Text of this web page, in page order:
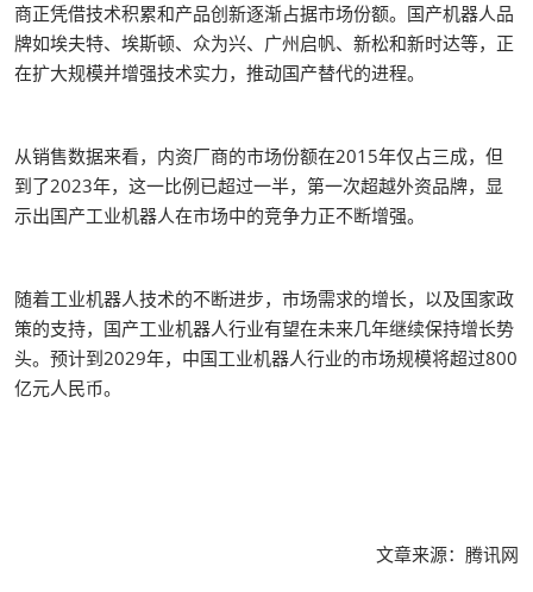
商正凭借技术积累和产品创新逐渐占据市场份额。国产机器人品
牌如埃夫特、埃斯顿、众为兴、广州启帆、新松和新时达等，正
在扩大规模并增强技术实力，推动国产替代的进程。
从销售数据来看，内资厂商的市场份额在2015年仅占三成，但
到了2023年，这一比例已超过一半，第一次超越外资品牌，显
示出国产工业机器人在市场中的竞争力正不断增强。
随着工业机器人技术的不断进步，市场需求的增长，以及国家政
策的支持，国产工业机器人行业有望在未来几年继续保持增长势
头。预计到2029年，中国工业机器人行业的市场规模将超过800
亿元人民币。
文章来源：腾讯网